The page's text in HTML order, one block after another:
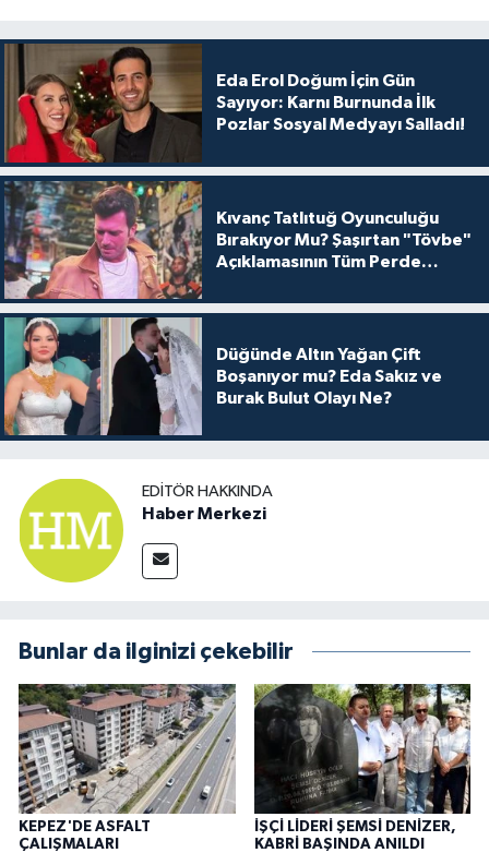
Eda Erol Doğum İçin Gün
Sayıyor: Karnı Burnunda İlk
Pozlar Sosyal Medyayı Salladı!
Kıvanç Tatlıtuğ Oyunculuğu
Bırakıyor Mu? Şaşırtan "Tövbe"
Açıklamasının Tüm Perde
Düğünde Altın Yağan Çift
Boşanıyor mu? Eda Sakız ve
Burak Bulut Olayı Ne?
EDITÖR HAKKINDA
Haber Merkezi
Bunlar da ilginizi çekebilir
KEPEZ'DE ASFALT
ÇALIŞMALARI
İŞÇİ LİDERİ ŞEMSİ DENİZER,
KABRİ BAŞINDA ANILDI